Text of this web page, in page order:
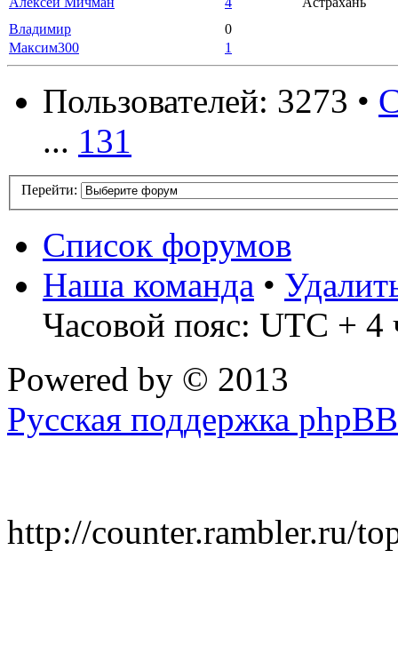
Владимир
0
Максим300
1
Пользователей: 3273 •
... 131
Перейти:
Список форумов
Наша команда •
Часовой пояс: UTC + 4
Powered by © 2013
Русская поддержка phpBB
http://counter.rambler.ru/